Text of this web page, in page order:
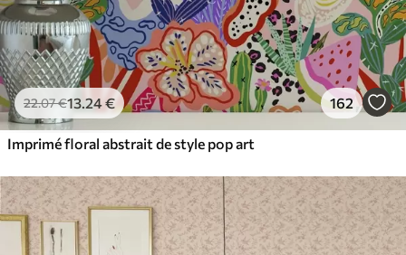
22.07€13.24€ 162
Imprimé floral abstrait de style pop art